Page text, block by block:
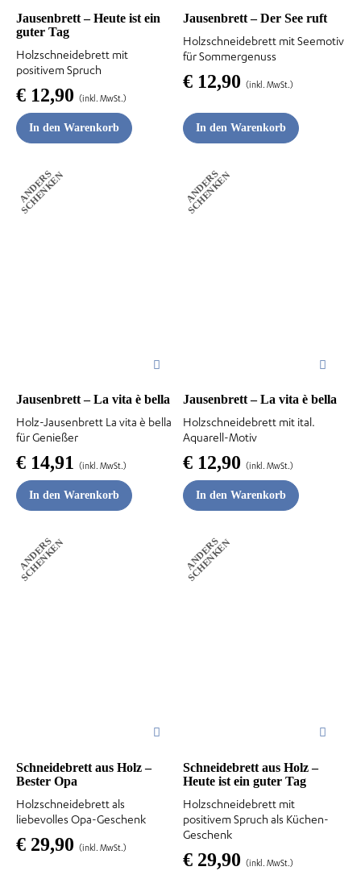
Jausenbrett – Heute ist ein
guter Tag
Holzschneidebrett mit
positivem Spruch
€ 12,90 (inkl. MwSt.)
In den Warenkorb
Jausenbrett – Der See ruft
Holzschneidebrett mit Seemotiv
für Sommergenuss
€12,90 (inkl. MwSt.)
In den Warenkorb
A
N
D
E
R
S
S
C
H
E
N
K
E
N
Jausenbrett – La vita è bella
Holz-Jausenbrett La vita è bella
für Genießer
€ 14,91 (inkl. MwSt.)
In den Warenkorb
A
N
D
E
R
S
S
C
H
E
N
K
E
N
Jausenbrett – La vita è bella
Holzschneidebrett mit ital.
Aquarell-Motiv
€12,90 (inkl. MwSt.)
In den Warenkorb
A
N
D
E
R
S
S
C
H
E
N
K
E
N
Schneidebrett aus Holz –
Bester Opa
Holzschneidebrett als
liebevolles Opa-Geschenk
€ 29,90 (inkl. MwSt.)
A
N
D
E
R
S
S
C
H
E
N
K
E
N
Schneidebrett aus Holz –
Heute ist ein guter Tag
Holzschneidebrett mit
positivem Spruch als Küchen-
Geschenk
€29,90 (inkl. MwSt.)